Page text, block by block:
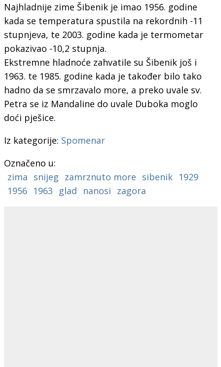
Najhladnije zime Šibenik je imao 1956. godine
kada se temperatura spustila na rekordnih -11
stupnjeva, te 2003. godine kada je termometar
pokazivao -10,2 stupnja.
Ekstremne hladnoće zahvatile su Šibenik još i
1963. te 1985. godine kada je također bilo tako
hadno da se smrzavalo more, a preko uvale sv.
Petra se iz Mandaline do uvale Duboka moglo
doći pješice.
Iz kategorije: Spomenar
Označeno u:
zima snijeg zamrznuto more sibenik 1929
1956 1963 glad nanosi zagora